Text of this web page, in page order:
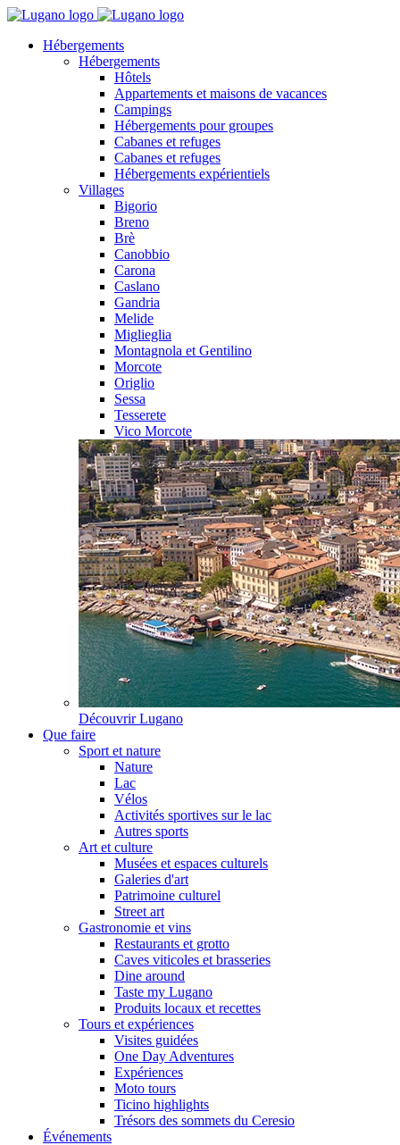
Hébergements
Hébergements
Hôtels
Appartements et maisons de vacances
Campings
Hébergements pour groupes
Cabanes et refuges
Cabanes et refuges
Hébergements expérientiels
Villages
Bigorio
Breno
Brè
Canobbio
Carona
Caslano
Gandria
Melide
Miglieglia
Montagnola et Gentilino
Morcote
Origlio
Sessa
Tesserete
Vico Morcote
Découvrir Lugano
Que faire
Sport et nature
Nature
Lac
Vélos
Activités sportives sur le lac
Autres sports
Art et culture
Musées et espaces culturels
Galeries d'art
Patrimoine culturel
Street art
Gastronomie et vins
Restaurants et grotto
Caves viticoles et brasseries
Dine around
Taste my Lugano
Produits locaux et recettes
Tours et expériences
Visites guidées
One Day Adventures
Expériences
Moto tours
Ticino highlights
Trésors des sommets du Ceresio
Événements